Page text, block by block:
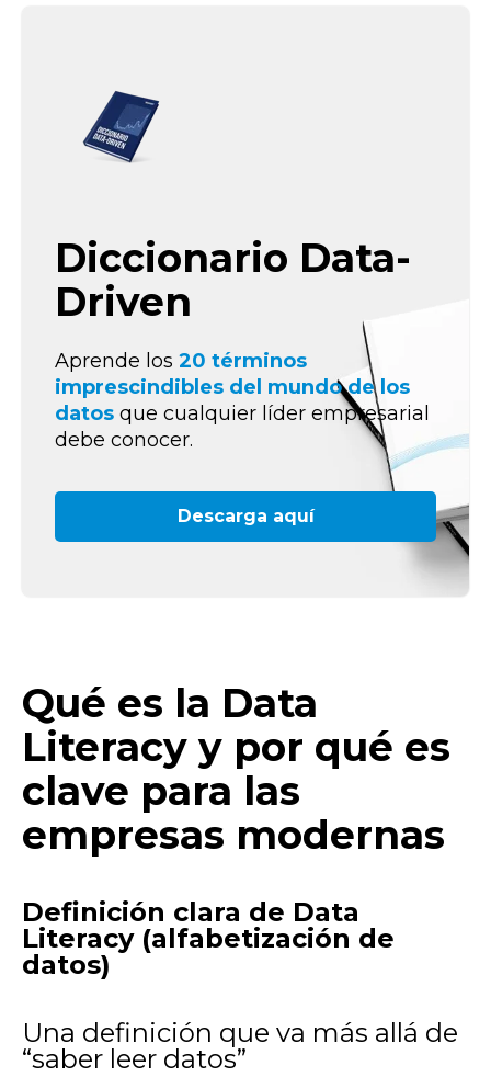
Diccionario Data-
Driven
Aprende los 20 términos
imprescindibles del mundo de los
datos que cualquier líder empresarial
debe conocer.
Descarga aquí
Qué es la Data
Literacy y por qué es
clave para las
empresas modernas
Definición clara de Data
Literacy (alfabetización de
datos)
Una definición que va más allá de
“saber leer datos”